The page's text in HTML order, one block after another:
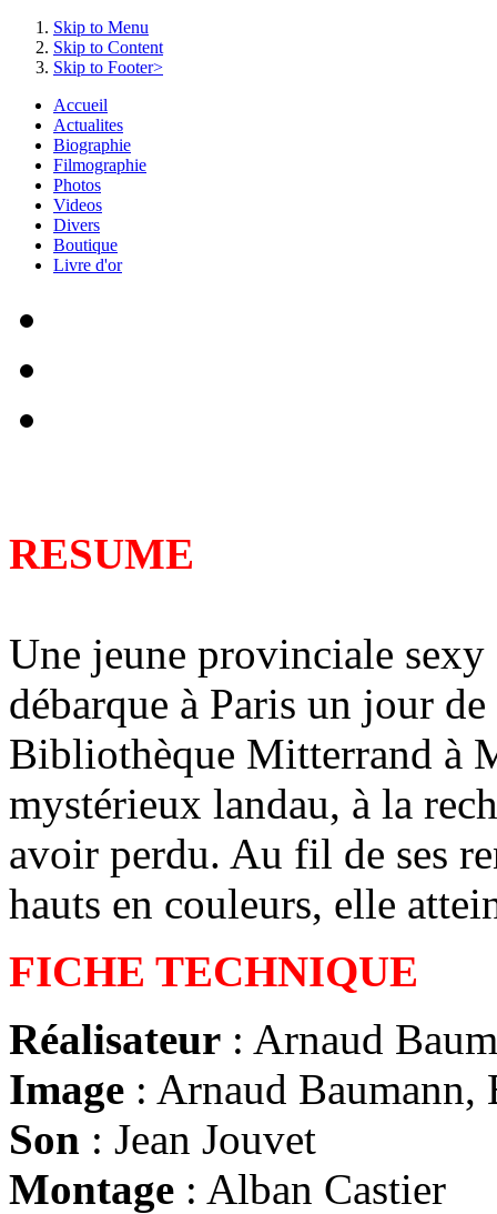
Skip to Menu
Skip to Content
Skip to Footer>
Accueil
Actualites
Biographie
Filmographie
Photos
Videos
Divers
Boutique
Livre d'or
RESUME
Une jeune provinciale
débarque à Paris un jour
Bibliothèque Mitterrand à
mystérieux landau, à la
avoir perdu. Au fil de ses
hauts en couleurs, elle
FICHE TECHNIQUE
Réalisateur : Arnaud
Image : Arnaud Baumann,
Son : Jean Jouvet
Montage : Alban Castier